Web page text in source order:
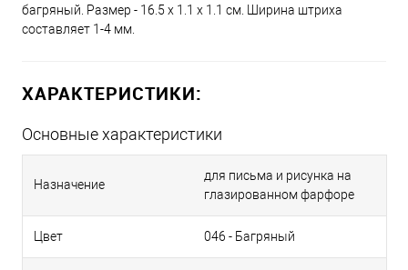
багряный. Размер - 16.5 x 1.1 x 1.1 см. Ширина штриха
составляет 1-4 мм.
ХАРАКТЕРИСТИКИ:
Основные характеристики
Назначение
для письма и рисунка на
глазированном фарфоре
Цвет 046 - Багряный